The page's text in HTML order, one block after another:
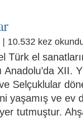
| 10.532 kez
Türk el
Anadolu’da XII.
Selçuklular
yaşamış ve ev
tutmuştur.